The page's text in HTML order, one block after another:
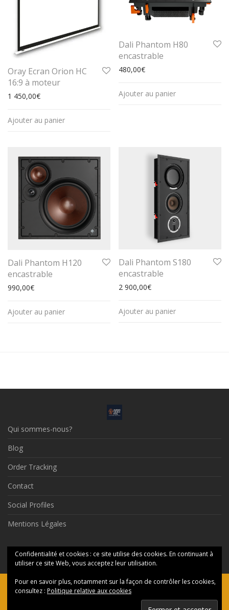
Oray Ecran Orion HC
16:9 à moteur
1 450,00€
Ajouter au panier
Dali Phantom H80
encastrable
480,00€
Ajouter au panier
Dali Phantom H120
encastrable
990,00€
Ajouter au panier
Dali Phantom S180
encastrable
2 900,00€
Ajouter au panier
Qui sommes-nous?
Blog
Order Tracking
Contact
Social Profiles
Mentions Légales
© 2026 Audio Video Feel
Ceci est une boutique de présentation — aucune commande ne
sera honorée en ligne, merci de nous contacter par messagerie.
Confidentialité et cookies : ce site utilise des cookies. En continuant à
utiliser ce site Web, vous acceptez leur utilisation.
Pour en savoir plus, notamment sur la façon de contrôler les cookies,
consultez : Politique relative aux cookies